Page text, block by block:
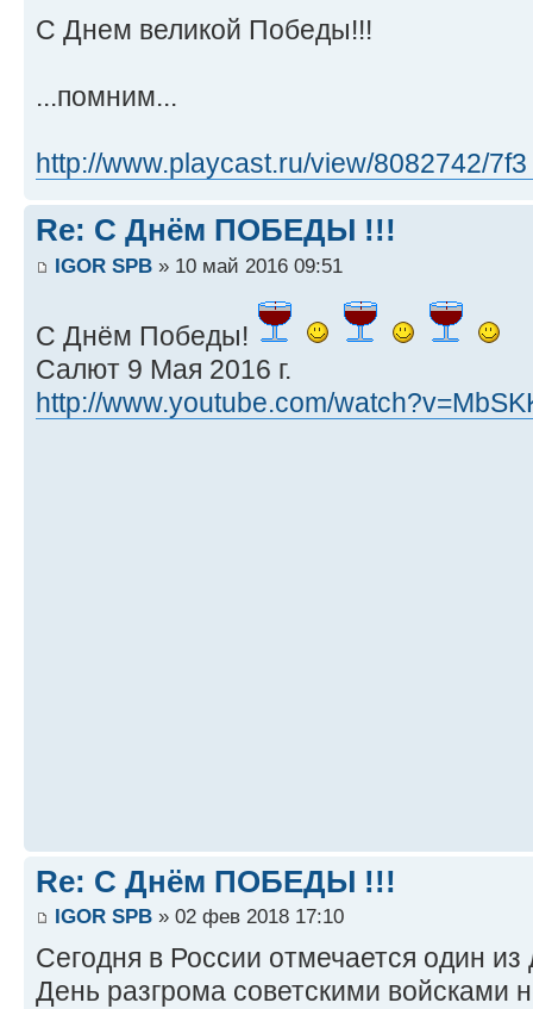
С Днем великой Победы!!!
...помним...
http://www.playcast.ru/view/8082742/
Re: С Днём ПОБЕДЫ !!!
IGOR SPB » 10 май 2016 09:51
С Днём Победы!
Салют 9 Мая 2016 г.
http://www.youtube.com/
Re: С Днём ПОБЕДЫ !!!
IGOR SPB » 02 фев 2018 17:10
Сегодня в России отмечается один
День разгрома советскими войсками